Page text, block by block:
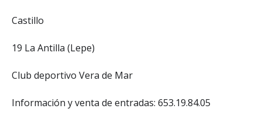
Castillo
19 La Antilla (Lepe)
Club deportivo Vera de Mar
Información y venta de entradas: 653.19.84.05